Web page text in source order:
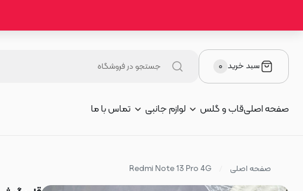
سبد خرید ۰
صفحه اصلیقاب و گلس لوازم جانبی تماس با ما
صفحه اصلی Redmi Note 13 Pro 4G